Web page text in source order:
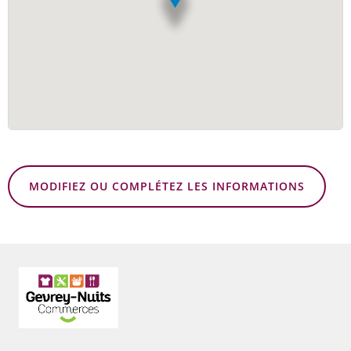
MODIFIEZ OU COMPLÉTEZ LES INFORMATIONS